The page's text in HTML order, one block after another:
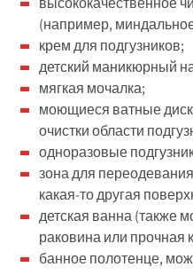
(например,
крем для подгузников;
детский маникюрный
мягкая мочалка;
моющиеся ватные
очистки области
одноразовые
зона для
какая-то другая
детская ванна (также
раковина или прочная
банное полотенце,